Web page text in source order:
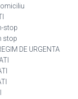
stop
stop
DE URGENTA